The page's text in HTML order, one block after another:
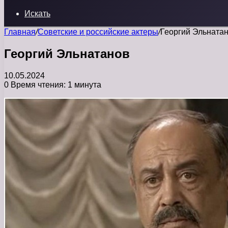
Искать
Главная/Советские и российские актеры/Георгий
Георгий Эльнатанов
10.05.2024
0 Время чтения: 1 минута